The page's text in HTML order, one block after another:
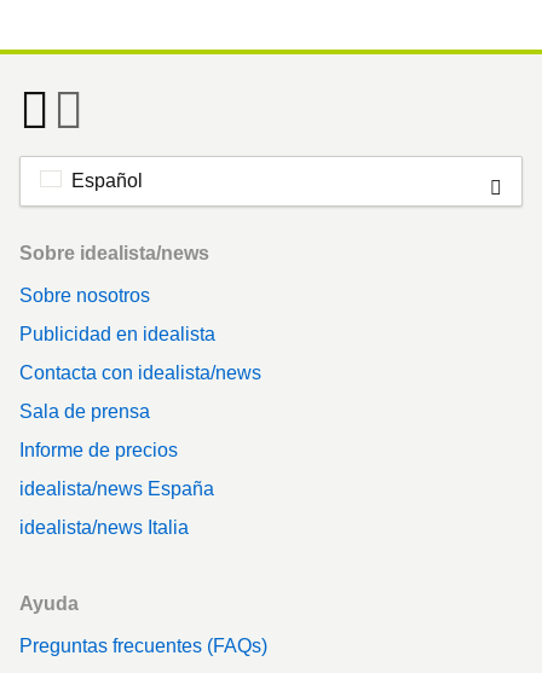
Español
Footer
Sobre idealista/news
Sobre nosotros
Publicidad en idealista
Contacta con idealista/news
Sala de prensa
Informe de precios
idealista/news España
idealista/news Italia
Ayuda
Preguntas frecuentes (FAQs)